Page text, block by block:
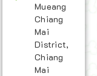
Mueang
Chiang
Mai
District,
Chiang
Mai